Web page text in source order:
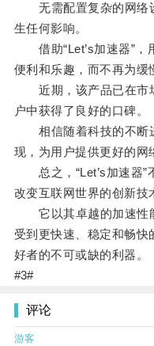
无需配置复杂的网络
生任何影响。
借助“Let’s加速器”，
便利和乐趣，而不再为缓
近期，该产品已在市
户中获得了良好的口碑。
相信随着科技的不断
现，为用户提供更好的网
总之，“Let’s加速器”
改变互联网世界的创新技
它以其卓越的加速性
受到更快速、稳定和畅快
好者的不可或缺的利器。
#3#
评论
游客